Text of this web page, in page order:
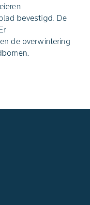
bevestigd. De
de overwintering